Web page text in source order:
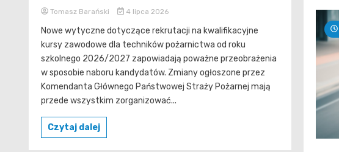
Tomasz Barański 4 lipca 2026
Nowe wytyczne dotyczące rekrutacji na kwalifikacyjne
kursy zawodowe dla techników pożarnictwa od roku
szkolnego 2026/2027 zapowiadają poważne przeobrażenia
w sposobie naboru kandydatów. Zmiany ogłoszone przez
Komendanta Głównego Państwowej Straży Pożarnej mają
przede wszystkim zorganizować...
Czytaj dalej